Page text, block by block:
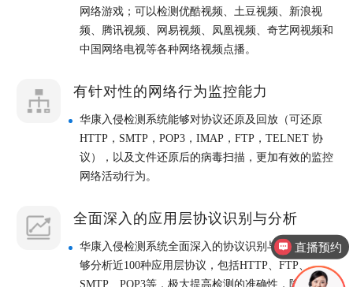
网络游戏；可以检测优酷视频、土豆视频、新浪视
频、腾讯视频、网易视频、凤凰视频、奇艺网视频和
中国网络电视等各种网络视频点播。
有针对性的网络行为监控能力
华康入侵检测系统能够对协议还原及回放（可还原
HTTP，SMTP，POP3，IMAP，FTP，TELNET 协
议），以及文件还原后的病毒扫描，更加有效的监控
网络活动行为。
全面深入的应用层协议识别与分析
华康入侵检测系统全面深入的协议识别与分析技术能
够分析近100种应用层协议，包括HTTP、FTP、
SMTP、POP3等，极大提高检测的准确性，降低误报
直播预约
产品售后服务